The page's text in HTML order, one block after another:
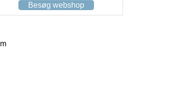
Besøg webshop